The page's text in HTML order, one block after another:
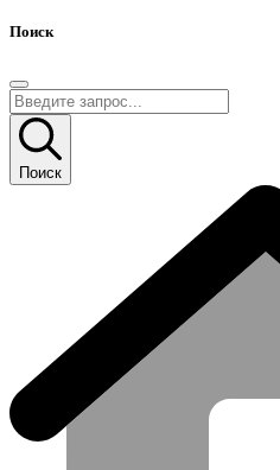
Поиск
Поиск